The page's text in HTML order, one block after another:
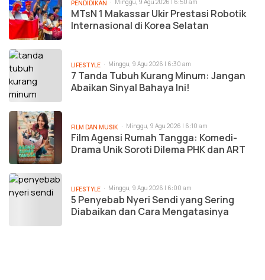
PENDIDIKAN Minggu, 9 Agu 2026 | 6:50 am
MTsN 1 Makassar Ukir Prestasi Robotik
Internasional di Korea Selatan
LIFESTYLE Minggu, 9 Agu 2026 | 6:30 am
7 Tanda Tubuh Kurang Minum: Jangan
Abaikan Sinyal Bahaya Ini!
FILM DAN MUSIK Minggu, 9 Agu 2026 | 6:10 am
Film Agensi Rumah Tangga: Komedi-
Drama Unik Soroti Dilema PHK dan ART
LIFESTYLE Minggu, 9 Agu 2026 | 6:00 am
5 Penyebab Nyeri Sendi yang Sering
Diabaikan dan Cara Mengatasinya